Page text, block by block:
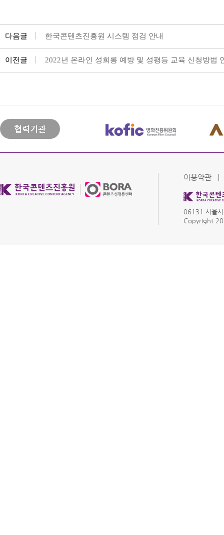
다음글 한국콘텐츠진흥원 시스템 점검 안내
이전글 2022년 온라인 성희롱 예방 및 성평등 교육 신청방법
협력기관
이용약관
06131 서울
Copyright